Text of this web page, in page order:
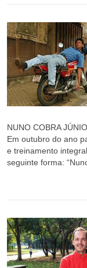
NUNO COBRA
Em outubro do ano
e treinamento
seguinte forma: